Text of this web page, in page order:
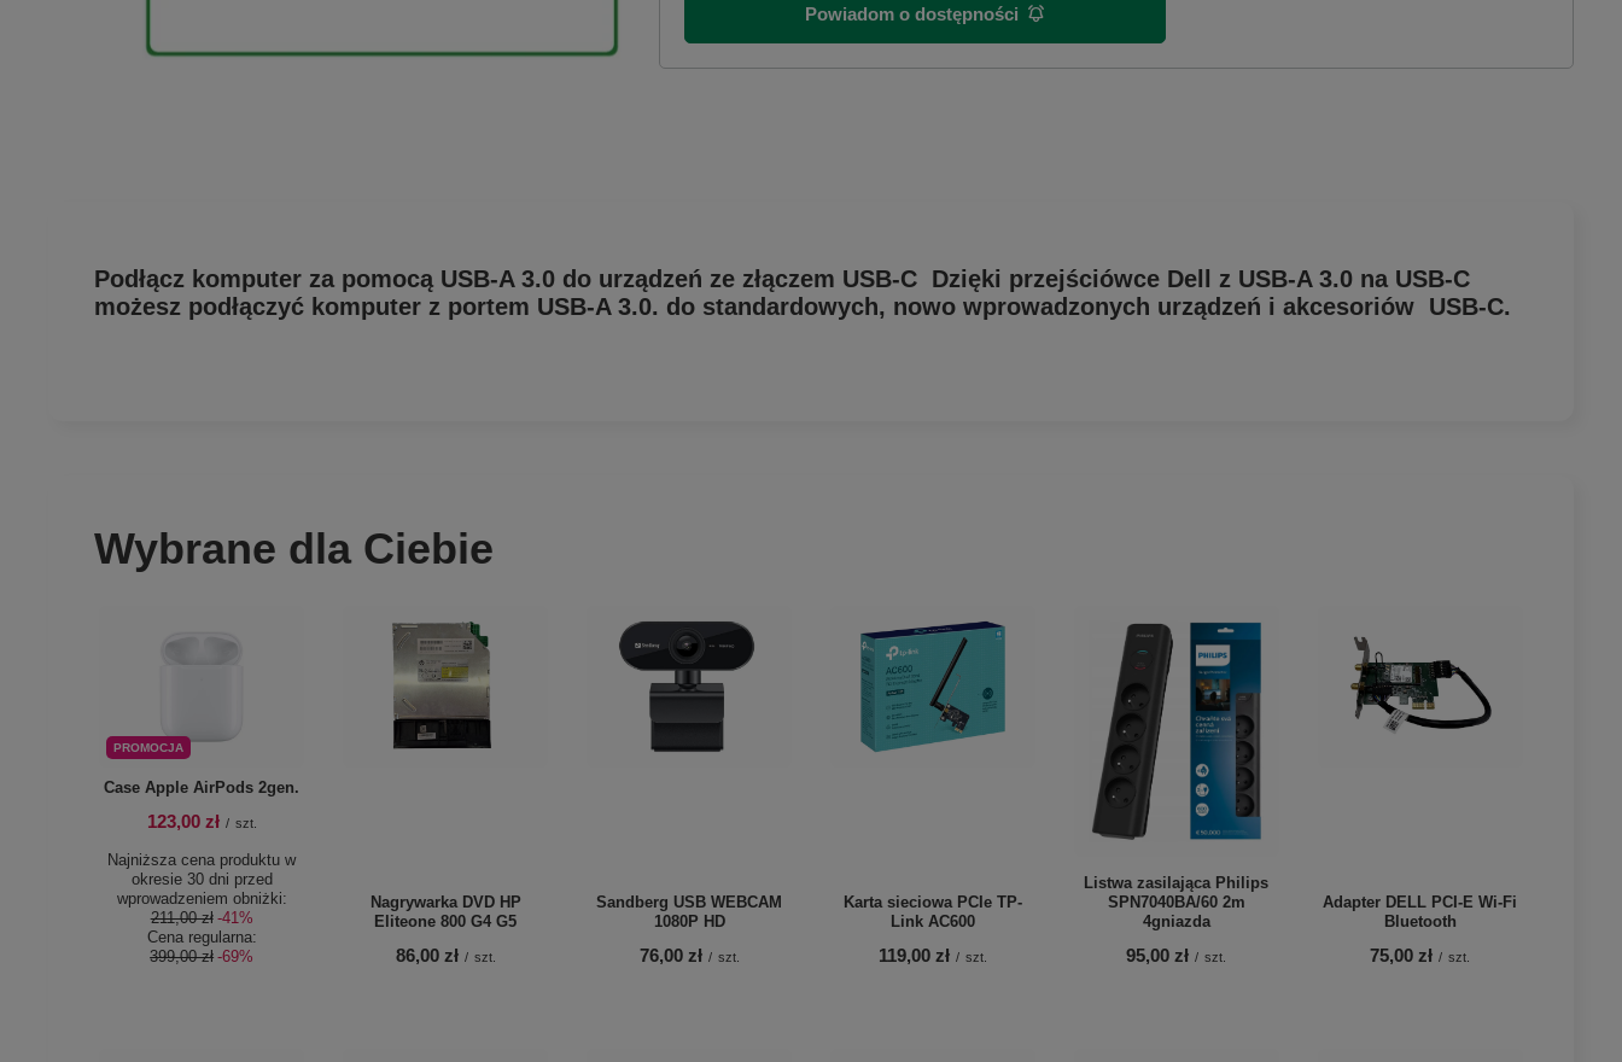
Powiadom o dostępności
Podłącz komputer za pomocą USB-A 3.0 do urządzeń ze złączem USB-C Dzięki przejściówce Dell z USB-A 3.0 na USB-C
możesz podłączyć komputer z portem USB-A 3.0. do standardowych, nowo wprowadzonych urządzeń i akcesoriów USB-C.
Wybrane dla Ciebie
PROMOCJA
Case Apple AirPods 2gen.
123,00 zł / szt.
Najniższa cena produktu w
okresie 30 dni przed
wprowadzeniem obniżki:
211,00 zł -41%
Cena regularna:
399,00 zł -69%
Nagrywarka DVD HP
Eliteone 800 G4 G5
86,00 zł / szt.
Sandberg USB WEBCAM
1080P HD
76,00 zł / szt.
Karta sieciowa PCIe TP-
Link AC600
119,00 zł / szt.
Listwa zasilająca Philips
SPN7040BA/60 2m
4gniazda
95,00 zł / szt.
Adapter DELL PCI-E Wi-Fi
Bluetooth
75,00 zł / szt.